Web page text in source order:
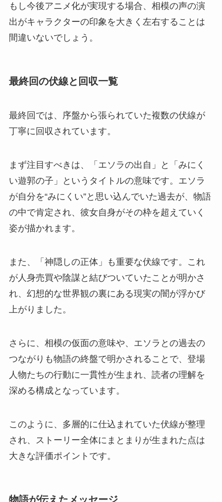
もし今後アニメ化が実現する場合、相模の声の演
出がキャラクターの印象を大きく左右することは
間違いないでしょう。
最終回の伏線と回収一覧
最終回では、序盤から張られていた複数の伏線が
丁寧に回収されています。
まず注目すべきは、「エソラの出自」と「みにく
い遊郭の子」というタイトルの意味です。エソラ
が自分を“みにくい”と思い込んでいた過去が、物語
の中で肯定され、彼女自身がその枠を超えていく
姿が描かれます。
また、「神隠しの正体」も重要な伏線です。これ
が人身売買や陰謀と結びついていたことが明かさ
れ、幻想的な世界観の裏にある現実の闇が浮かび
上がりました。
さらに、相模の仮面の意味や、エソラとの過去の
つながりも物語の終盤で明かされることで、登場
人物たちの行動に一貫性が生まれ、読者の理解を
深める構成となっています。
このように、多層的に仕込まれていた伏線が整理
され、ストーリー全体にまとまりが生まれた点は
大きな評価ポイントです。
物語が伝えたメッセージ